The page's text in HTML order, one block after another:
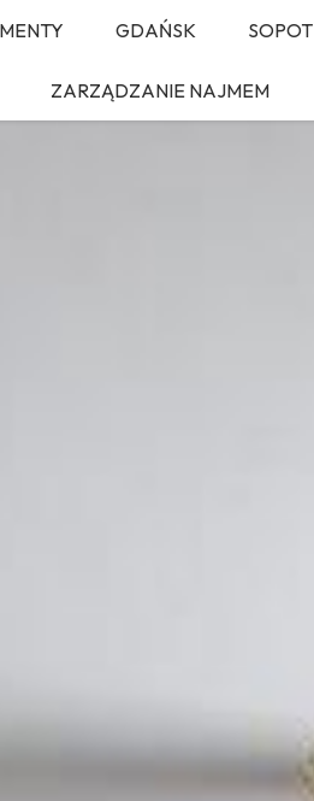
GDAŃSK SOPOT
ZARZĄDZANIE NAJMEM